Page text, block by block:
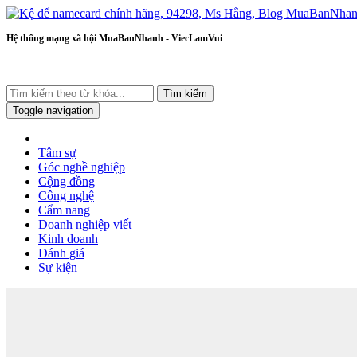
Hệ thống mạng xã hội MuaBanNhanh - ViecLamVui
Tìm kiếm
Toggle navigation
Tâm sự
Góc nghề nghiệp
Cộng đồng
Công nghệ
Cẩm nang
Doanh nghiệp viết
Kinh doanh
Đánh giá
Sự kiện